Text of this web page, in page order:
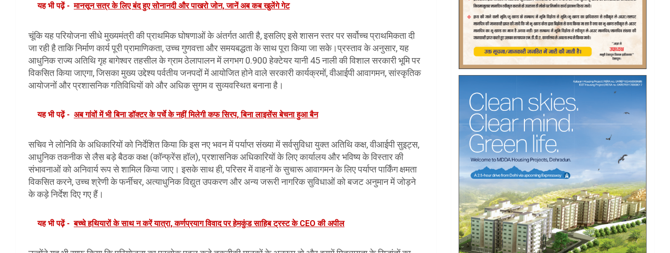
यह भी पढ़ें - मानसून सत्र के लिए बंद हुए सोनानदी और पाखरो जोन, जानें अब कब खुलेंगे गेट
चूंकि यह परियोजना सीधे मुख्यमंत्री की प्राथमिक घोषणाओं के अंतर्गत आती है, इसलिए इसे शासन स्तर पर सर्वोच्च प्राथमिकता दी
जा रही है ताकि निर्माण कार्य पूरी प्रामाणिकता, उच्च गुणवत्ता और समयबद्धता के साथ पूरा किया जा सके।प्रस्ताव के अनुसार, यह
आधुनिक राज्य अतिथि गृह बागेश्वर तहसील के ग्राम ठेलापालन में लगभग 0.900 हेक्टेयर यानी 45 नाली की विशाल सरकारी भूमि पर
विकसित किया जाएगा, जिसका मुख्य उद्देश्य पर्वतीय जनपदों में आयोजित होने वाले सरकारी कार्यक्रमों, वीआईपी आवागमन, सांस्कृतिक
आयोजनों और प्रशासनिक गतिविधियों को और अधिक सुगम व सुव्यवस्थित बनाना है।
यह भी पढ़ें - अब गांवों में भी बिना डॉक्टर के पर्चे के नहीं मिलेगी कफ सिरप, बिना लाइसेंस बेचना हुआ बैन
सचिव ने लोनिवि के अधिकारियों को निर्देशित किया कि इस नए भवन में पर्याप्त संख्या में सर्वसुविधा युक्त अतिथि कक्ष, वीआईपी सुइट्स,
आधुनिक तकनीक से लैस बड़े बैठक कक्ष (कॉन्फ्रेंस हॉल), प्रशासनिक अधिकारियों के लिए कार्यालय और भविष्य के विस्तार की
संभावनाओं को अनिवार्य रूप से शामिल किया जाए। इसके साथ ही, परिसर में वाहनों के सुचारू आवागमन के लिए पर्याप्त पार्किंग क्षमता
विकसित करने, उच्च श्रेणी के फर्नीचर, अत्याधुनिक विद्युत उपकरण और अन्य जरूरी नागरिक सुविधाओं को बजट अनुमान में जोड़ने
के कड़े निर्देश दिए गए हैं।
यह भी पढ़ें - बच्चे हथियारों के साथ न करें यात्रा, कर्णप्रयाग विवाद पर हेमकुंड साहिब ट्रस्ट के CEO की अपील